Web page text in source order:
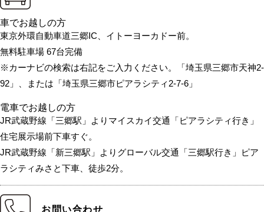
車でお越しの方
東京外環自動車道三郷IC、イトーヨーカドー前。
無料駐車場 67台完備
※カーナビの検索は右記をご入力ください。「埼玉県三郷市天神2-
92」、または「埼玉県三郷市ピアラシティ2-7-6」
電車でお越しの方
JR武蔵野線「三郷駅」よりマイスカイ交通「ピアラシティ行き」
住宅展示場前下車すぐ。
JR武蔵野線「新三郷駅」よりグローバル交通「三郷駅行き」ピア
ラシティみさと下車、徒歩2分。
お問い合わせ